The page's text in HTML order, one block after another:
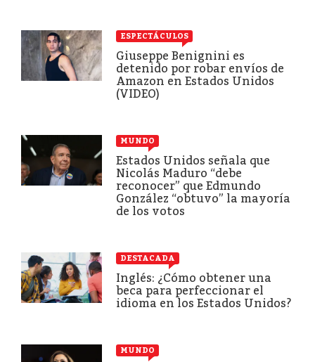
ESPECTÁCULOS
Giuseppe Benignini es
detenido por robar envíos de
Amazon en Estados Unidos
(VIDEO)
MUNDO
Estados Unidos señala que
Nicolás Maduro “debe
reconocer” que Edmundo
González “obtuvo” la mayoría
de los votos
DESTACADA
Inglés: ¿Cómo obtener una
beca para perfeccionar el
idioma en los Estados Unidos?
MUNDO